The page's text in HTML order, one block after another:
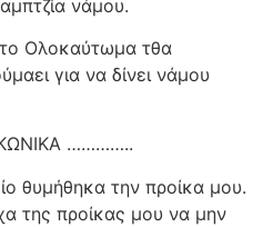
νάμου.
Ολοκαύτωμα τθα
για να δίνει νάμου
…………..
θυμήθηκα την προίκα μου.
της προίκας μου να μην